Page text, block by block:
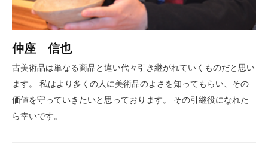
仲座 信也
古美術品は単なる商品と違い代々引き継がれていくものだと思い
ます。 私はより多くの人に美術品のよさを知ってもらい、その
価値を守っていきたいと思っております。 その引継役になれた
ら幸いです。